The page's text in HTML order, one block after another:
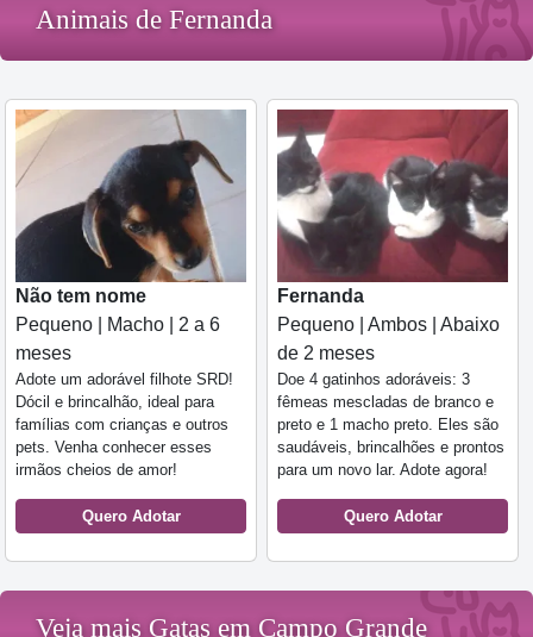
Animais de Fernanda
Não tem nome
Pequeno | Macho | 2 a 6
meses
Adote um adorável filhote SRD!
Dócil e brincalhão, ideal para
famílias com crianças e outros
pets. Venha conhecer esses
irmãos cheios de amor!
Quero Adotar
Fernanda
Pequeno | Ambos | Abaixo
de 2 meses
Doe 4 gatinhos adoráveis: 3
fêmeas mescladas de branco e
preto e 1 macho preto. Eles são
saudáveis, brincalhões e prontos
para um novo lar. Adote agora!
Quero Adotar
Veja mais Gatas em Campo Grande